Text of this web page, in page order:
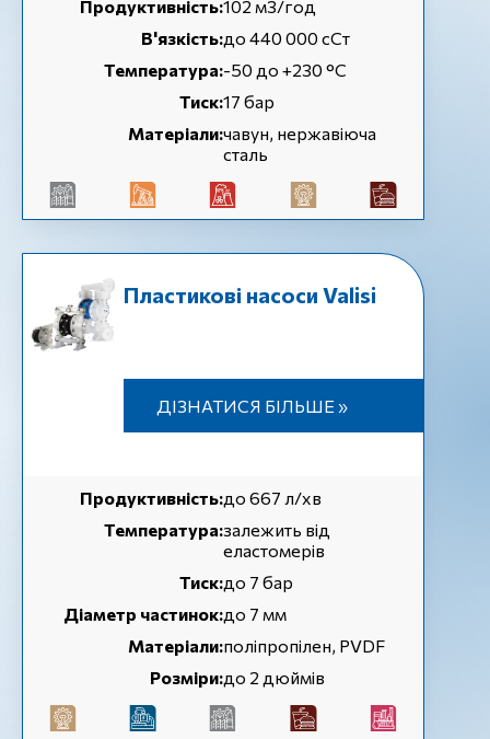
Продуктивність:102 м3/год
В'язкість:до 440 000 сСт
Температура:-50 до +230 °C
Тиск:17 бар
Матеріали:чавун, нержавіюча
сталь
Пластикові насоси Valisi
ДІЗНАТИСЯ БІЛЬШЕ »
Продуктивність:до 667 л/хв
Температура:залежить від
еластомерів
Тиск:до 7 бар
Діаметр частинок:до 7 мм
Матеріали:поліпропілен, PVDF
Розміри:до 2 дюймів